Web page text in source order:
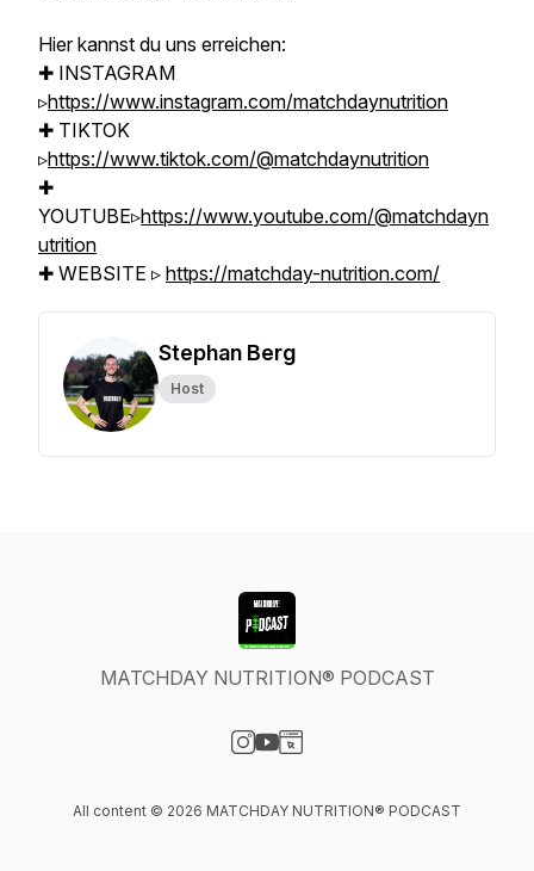
Hier kannst du uns erreichen:
✚ INSTAGRAM
▹https://www.instagram.com/matchdaynutrition
✚ TIKTOK
▹https://www.tiktok.com/@matchdaynutrition
✚
YOUTUBE▹https://www.youtube.com/@matchdayn
utrition
✚ WEBSITE ▹ https://matchday-nutrition.com/
Stephan Berg
Host
MATCHDAY NUTRITION® PODCAST
All content © 2026 MATCHDAY NUTRITION® PODCAST